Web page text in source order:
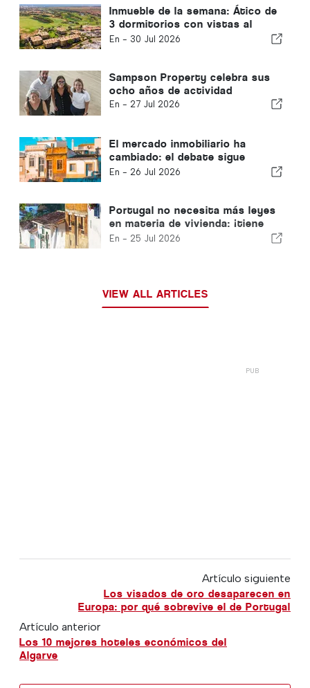
Inmueble de la semana: Ático de
3 dormitorios con vistas al
campo de golf y al mar en
En - 30 Jul 2026
Sampson Property celebra sus
ocho años de actividad
En - 27 Jul 2026
El mercado inmobiliario ha
cambiado: el debate sigue
centrado en el pasado
En - 26 Jul 2026
Portugal no necesita más leyes
en materia de vivienda: ¡tiene
que pasar a la acción!
En - 25 Jul 2026
VIEW ALL ARTICLES
Artículo siguiente
Los visados de oro desaparecen en
Europa: por qué sobrevive el de Portugal
Artículo anterior
Los 10 mejores hoteles económicos del
Algarve